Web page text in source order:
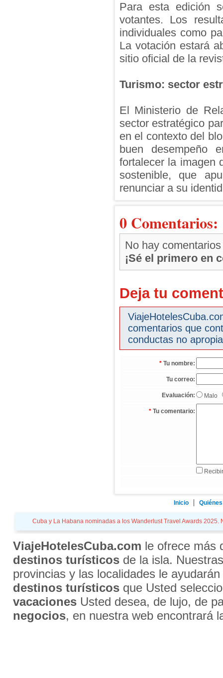
Para esta edición
votantes. Los
individuales como
La votación estará
sitio oficial de la
Turismo: sector
El Ministerio de
sector estratégico
en el contexto del
buen desempeño
fortalecer la imagen
sostenible, que
renunciar a su
0 Comentarios:
No hay comentarios
¡Sé el primero en
Deja tu
comentarios que
conductas no
* Tu nombre:
Tu correo:
Evaluación: Malo
* Tu comentario:
Inicio
Cuba y La Habana nominadas a los Wanderlust Travel Awards
ViajeHotelesCuba.com le ofrece más
destinos turísticosde la isla.
provincias y las localidades le
destinos turísticosque Usted
vacacionesUsted desea, de lujo, de
negocios, en nuestra web encontrará